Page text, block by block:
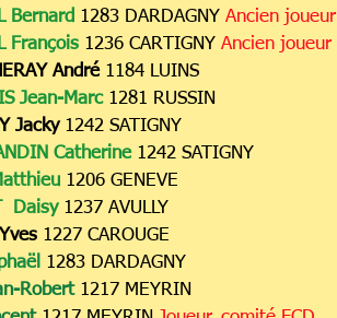
Bernard 1283 DARDAGNY Ancien joueur
François 1236 CARTIGNY Ancien joueur
André1184 LUINS
Jean-Marc1281 RUSSIN
Jacky 1242 SATIGNY
Catherine1242 SATIGNY
1206 GENEVE
Daisy 1237 AVULLY
1227 CAROUGE
1283 DARDAGNY
Robert 1217 MEYRIN